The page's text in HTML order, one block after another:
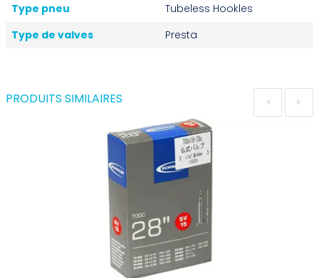
Type pneu
Tubeless Hookles
Type de valves
Presta
PRODUITS SIMILAIRES